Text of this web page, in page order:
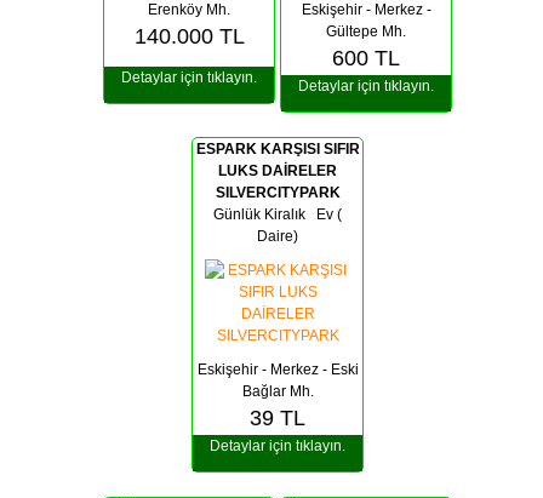
Erenköy Mh.
140.000 TL
Detaylar için tıklayın.
Eskişehir - Merkez -
Gültepe Mh.
600 TL
Detaylar için tıklayın.
ESPARK KARŞISI SIFIR
LUKS DAİRELER
SILVERCITYPARK
Günlük Kiralık Ev (
Daire)
Eskişehir - Merkez - Eski
Bağlar Mh.
39 TL
Detaylar için tıklayın.